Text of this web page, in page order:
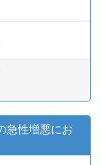
急性増悪にお